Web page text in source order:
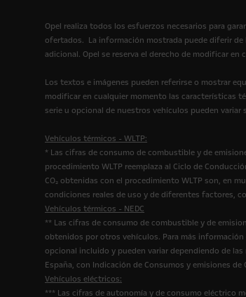
Opel realiza todos los esfuerzos necesarios para
ofertados. La información mostrada puede diferir
adicional. Opel se reserva el derecho de modificar
Los textos e imágenes pueden referirse o mostrar
modificar en cualquier momento las características
serie u opcional de nuestros vehículos pueden
Vehículos térmicos - WLTP:
* Las cifras de consumo de combustible y de
procedimiento WLTP reemplaza al Ciclo de
CO₂ obtenidas con el procedimiento WLTP son, en
condiciones reales de uso y de diferentes factores,
Vehículos térmicos - NEDC
** Las cifras de consumo de combustible y de
obtenidos por otros vehículos. Para más
opcional incluido y pueden variar dependiendo de
España, con Indicación de Consumos y emisiones de
Vehículos eléctricos:
*** Las cifras de autonomía y de consumo eléctrico